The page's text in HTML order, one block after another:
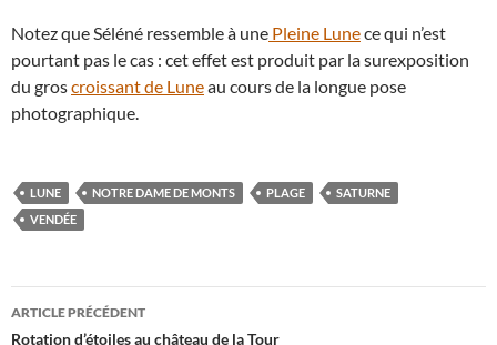
Notez que Séléné ressemble à une Pleine Lunece qui n’est
pourtant pas le cas : cet effet est produit par la surexposition
du groscroissant de Luneau cours de la longue pose
photographique.
LUNE NOTRE DAME DE MONTS PLAGE
SATURNE
VENDÉE
Navigation
ARTICLE PRÉCÉDENT
Rotation d’étoiles au château de la Tour